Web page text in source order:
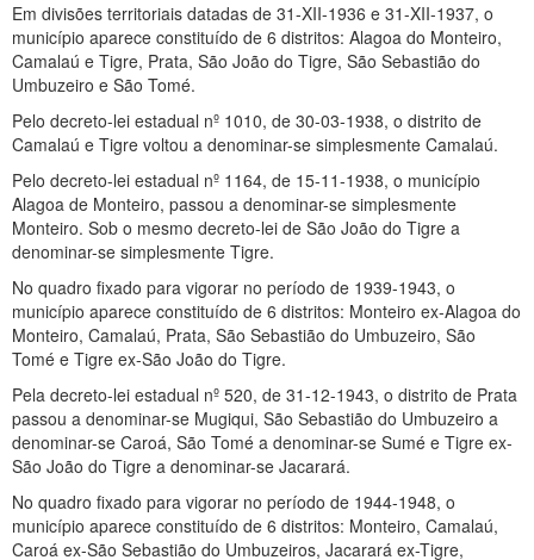
Em divisões territoriais datadas de 31-XII-1936 e 31-XII-1937, o
município aparece constituído de 6 distritos: Alagoa do Monteiro,
Camalaú e Tigre, Prata, São João do Tigre, São Sebastião do
Umbuzeiro e São Tomé.
Pelo decreto-lei estadual nº 1010, de 30-03-1938, o distrito de
Camalaú e Tigre voltou a denominar-se simplesmente Camalaú.
Pelo decreto-lei estadual nº 1164, de 15-11-1938, o município
Alagoa de Monteiro, passou a denominar-se simplesmente
Monteiro. Sob o mesmo decreto-lei de São João do Tigre a
denominar-se simplesmente Tigre.
No quadro fixado para vigorar no período de 1939-1943, o
município aparece constituído de 6 distritos: Monteiro ex-Alagoa do
Monteiro, Camalaú, Prata, São Sebastião do Umbuzeiro, São
Tomé e Tigre ex-São João do Tigre.
Pela decreto-lei estadual nº 520, de 31-12-1943, o distrito de Prata
passou a denominar-se Mugiqui, São Sebastião do Umbuzeiro a
denominar-se Caroá, São Tomé a denominar-se Sumé e Tigre ex-
São João do Tigre a denominar-se Jacarará.
No quadro fixado para vigorar no período de 1944-1948, o
município aparece constituído de 6 distritos: Monteiro, Camalaú,
Caroá ex-São Sebastião do Umbuzeiros, Jacarará ex-Tigre,